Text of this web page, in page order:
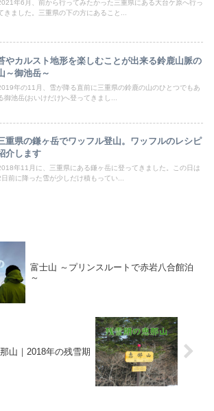
年6月、前から行ってみたかった三重県にある大台ケ原へ行っ
きました。三重県の下の方にあること...
やカルスト地形を楽しむことが出来る鈴鹿山脈の
～御池岳～
年の11月、雪が降る直前に三重県の鈴鹿の山のひとつでもあ
御池岳(おいけだけ)へ登ってきまし...
重県の鎌ヶ岳でワッフル登山。ワッフルのレシピ
介します
年11月に、三重県にある鎌ヶ岳に登ってきました。この日は
日前に降った雪が少しだけ積もってい...
富士山 ～プリンスルートで赤岩八合館泊
～
山｜2018年の残雪期